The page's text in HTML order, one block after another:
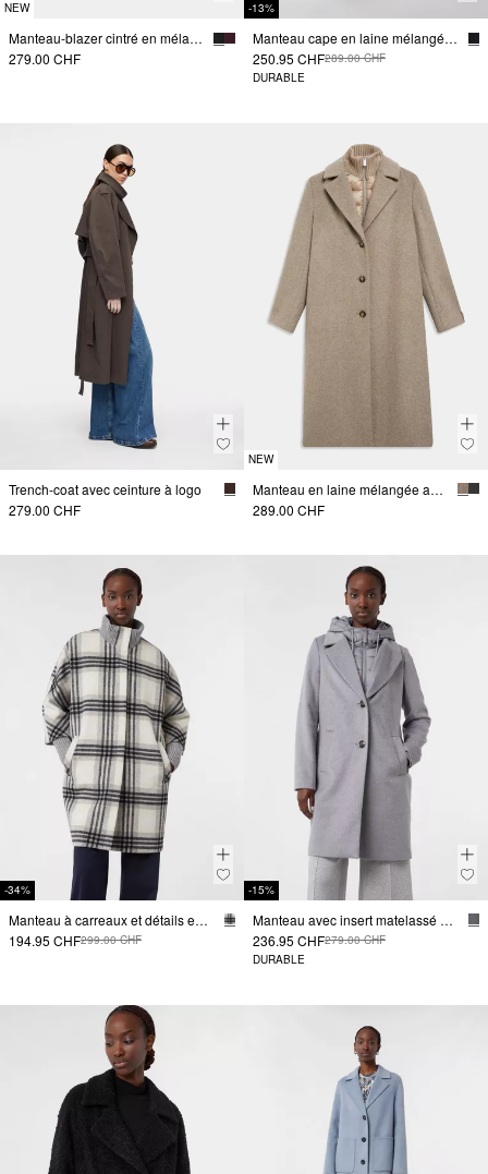
NEW
Manteau-blazer cintré en mélange de viscose doux
279.00 CHF
-13%
Manteau cape en laine mélangée avec détails côtelés
250.95 CHF289.00 CHF
DURABLE
Trench-coat avec ceinture à logo
279.00 CHF
NEW
Manteau en laine mélangée avec empiècement amovible
289.00 CHF
-34%
Manteau à carreaux et détails en maille
194.95 CHF299.00 CHF
-15%
Manteau avec insert matelassé détachable
236.95 CHF279.00 CHF
DURABLE